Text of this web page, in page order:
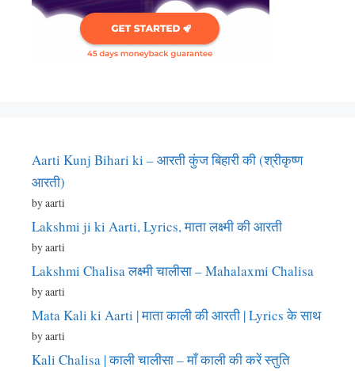
Aarti Kunj Bihari ki – आरती कुंज बिहारी की (श्रीकृष्ण
आरती)
by aarti
Lakshmi ji ki Aarti, Lyrics, माता लक्ष्मी की आरती
by aarti
Lakshmi Chalisa लक्ष्मी चालीसा – Mahalaxmi Chalisa
by aarti
Mata Kali ki Aarti | माता काली की आरती | Lyrics के साथ
by aarti
Kali Chalisa | काली चालीसा – माँ काली की करें स्तुति